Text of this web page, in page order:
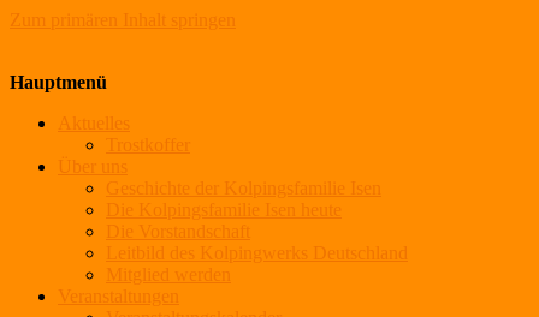
Zum primären Inhalt springen
Hauptmenü
Aktuelles
Trostkoffer
Über uns
Geschichte der Kolpingsfamilie Isen
Die Kolpingsfamilie Isen heute
Die Vorstandschaft
Leitbild des Kolpingwerks Deutschland
Mitglied werden
Veranstaltungen